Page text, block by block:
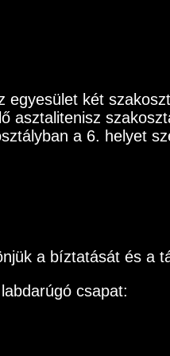
két
asztalitenisz
a 6. helyet
a bíztatását és a
csapat: